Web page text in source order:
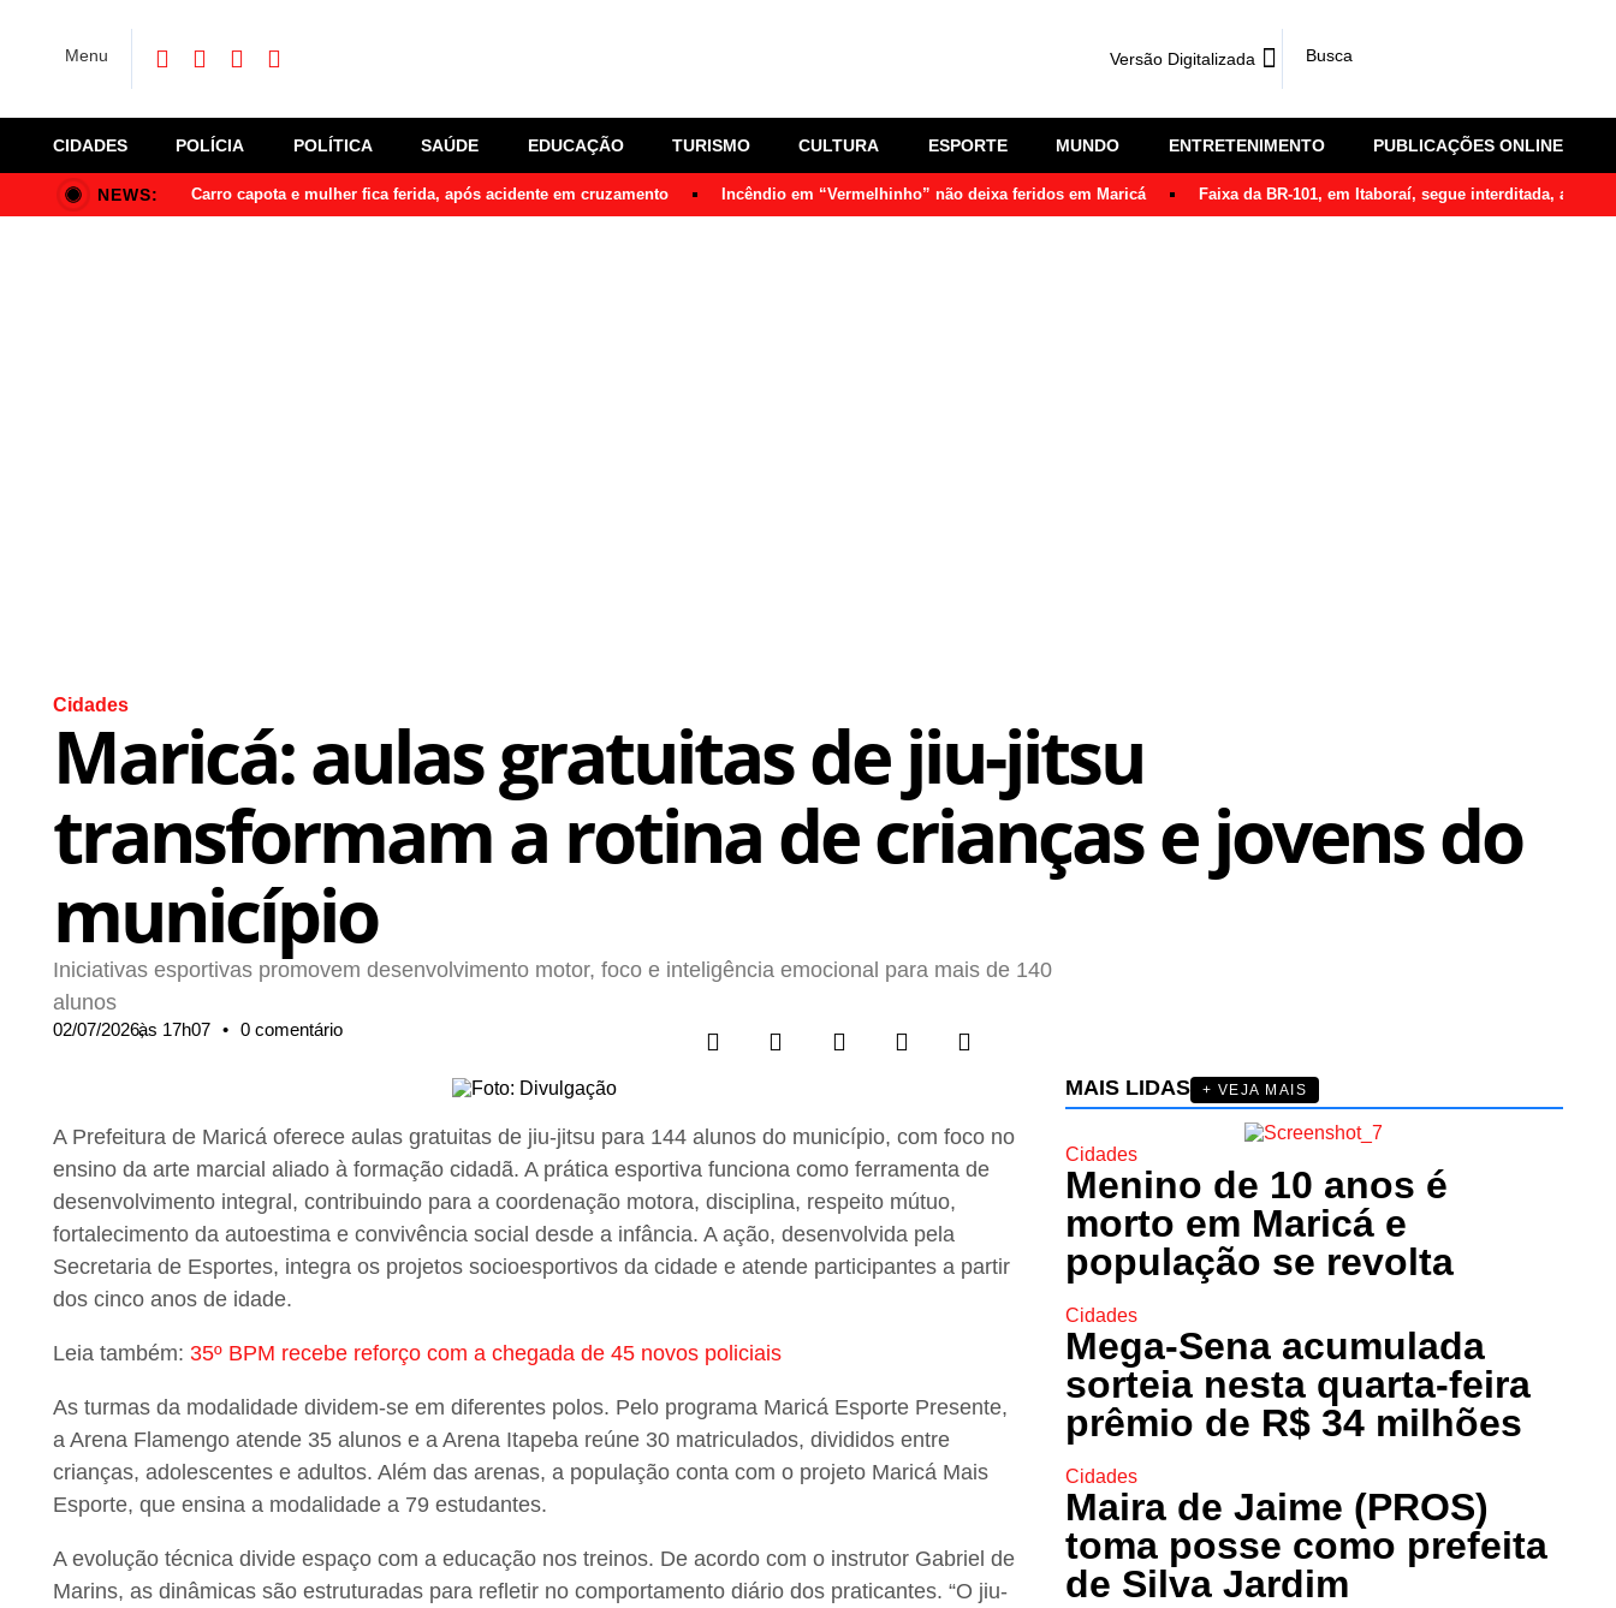
Menu Versão Digitalizada
CIDADES POLÍCIA POLÍTICA SAÚDE EDUCAÇÃO TURISMO CULTURA ESPORTE MUNDO ENTRETENIMENTO PUBLICAÇÕES ONLINE
NEWS: Carro capota e mulher fica ferida, após acidente em cruzamento Incêndio em “Vermelhinho” não deixa feridos em Maricá Faixa da BR-101, em Itaboraí, segue interditada, após
Cidades
Maricá: aulas gratuitas de jiu-jitsu
transformam a rotina de crianças e jovens do
município
Iniciativas esportivas promovem desenvolvimento motor, foco e inteligência emocional para mais de 140
alunos
02/07/2026,às 17h07 • 0 comentário
A Prefeitura de Maricá oferece aulas gratuitas de jiu-jitsu para 144 alunos do município, com foco no
ensino da arte marcial aliado à formação cidadã. A prática esportiva funciona como ferramenta de
desenvolvimento integral, contribuindo para a coordenação motora, disciplina, respeito mútuo,
fortalecimento da autoestima e convivência social desde a infância. A ação, desenvolvida pela
Secretaria de Esportes, integra os projetos socioesportivos da cidade e atende participantes a partir
dos cinco anos de idade.
Leia também: 35º BPM recebe reforço com a chegada de 45 novos policiais
As turmas da modalidade dividem-se em diferentes polos. Pelo programa Maricá Esporte Presente,
a Arena Flamengo atende 35 alunos e a Arena Itapeba reúne 30 matriculados, divididos entre
crianças, adolescentes e adultos. Além das arenas, a população conta com o projeto Maricá Mais
Esporte, que ensina a modalidade a 79 estudantes.
A evolução técnica divide espaço com a educação nos treinos. De acordo com o instrutor Gabriel de
Marins, as dinâmicas são estruturadas para refletir no comportamento diário dos praticantes. “O jiu-
MAIS LIDAS + VEJA MAIS
Cidades
Menino de 10 anos é
morto em Maricá e
população se revolta
Cidades
Mega-Sena acumulada
sorteia nesta quarta-feira
prêmio de R$ 34 milhões
Cidades
Maira de Jaime (PROS)
toma posse como prefeita
de Silva Jardim